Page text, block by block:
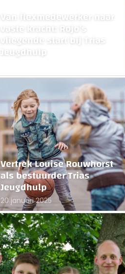
Van flexmedewerker naar
vaste kracht: Rojo’s
vliegende start bij Trias
Jeugdhulp
Vertrek Louise Rouwhorst
als bestuurder Trias
Jeugdhulp
20 januari 2025